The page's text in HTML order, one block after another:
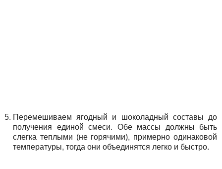
Перемешиваем ягодный и шоколадный составы до
получения единой смеси. Обе массы должны быть
слегка теплыми (не горячими), примерно одинаковой
температуры, тогда они объединятся легко и быстро.